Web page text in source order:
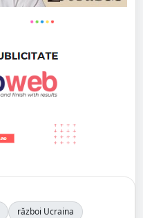
război Ucraina